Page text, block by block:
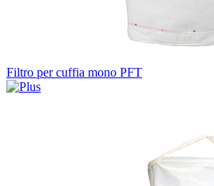
Filtro per cuffia mono PFT